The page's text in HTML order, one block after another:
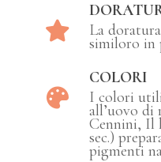
La
similoro in
COLORI
I colori
all’uovo di
Cennini, Il
sec.)
pigmenti